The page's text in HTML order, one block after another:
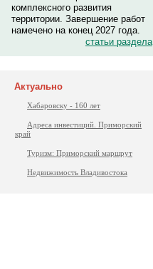
комплексного развития
территории. Завершение работ
намечено на конец 2027 года.
статьи раздела
Актуально
Хабаровску - 160 лет
Адреса инвестиций. Приморский
край
Туризм: Приморский маршрут
Недвижимость Владивостока